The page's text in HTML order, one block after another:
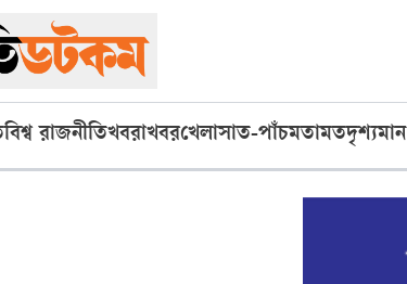
বিশ্ব রাজনীতিখবরাখবরখেলাসাত-পাঁচমতামতদৃশ্যমান